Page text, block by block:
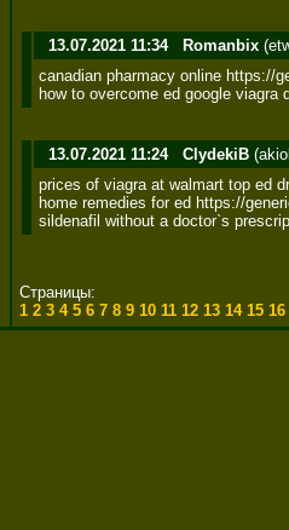
13.07.2021 11:34 Romanbix
canadian pharmacy online https://
how to overcome ed google viagra
13.07.2021 11:24 ClydekiB
prices of viagra at walmart top ed
home remedies for ed https://
sildenafil without a doctor`s
Страницы:
1 2 3 4 5 6 7 8 9 10 11 12 13 14 15 16